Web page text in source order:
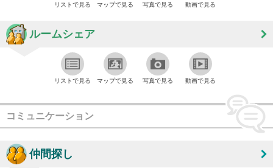
リストで見る マップで見る 写真で見る 動画で見る
ルームシェア
リストで見る マップで見る 写真で見る 動画で見る
コミュニケーション
仲間探し